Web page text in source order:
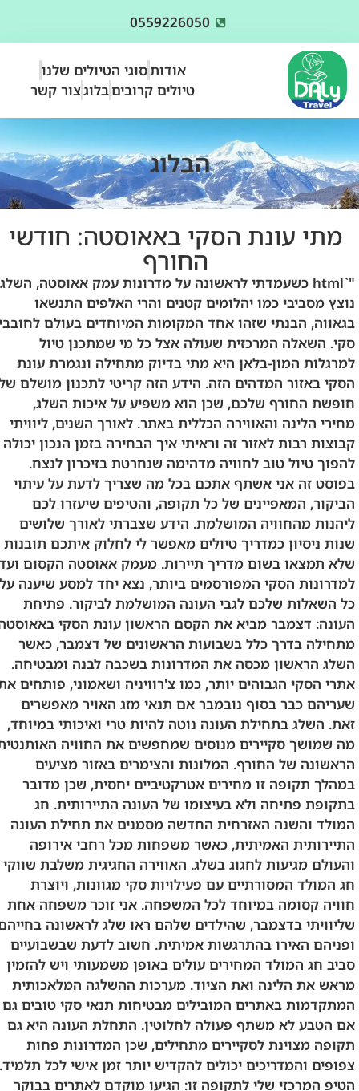
0559226050
אודותסוגי הטיולים שלנו
טיולים קרוביםבלוגצור קשר
הבלוג
מתי עונת הסקי באאוסטה: חודשי
החורף
"`html כשעמדתי לראשונה על מדרונות עמק אאוסטה, השלג
נוצץ מסביבי כמו יהלומים קטנים והרי האלפים התנשאו
בגאווה, הבנתי שזהו אחד המקומות המיוחדים בעולם לחובבי
סקי. השאלה המרכזית שעולה אצל כל מי שמתכנן טיול
למרגלות המון-בלאן היא מתי בדיוק מתחילה ונגמרת עונת
הסקי באזור המדהים הזה. הידע הזה קריטי לתכנון מושלם של
חופשת החורף שלכם, שכן הוא משפיע על איכות השלג,
מחירי הלינה והאווירה הכללית באתר. לאורך השנים, ליוויתי
קבוצות רבות לאזור זה וראיתי איך הבחירה בזמן הנכון יכולה
להפוך טיול טוב לחוויה מדהימה שנחרטת בזיכרון לנצח.
בפוסט זה אני אשתף אתכם בכל מה שצריך לדעת על עיתוי
הביקור, המאפיינים של כל תקופה, והטיפים שיעזרו לכם
ליהנות מהחוויה המושלמת. הידע שצברתי לאורך שלושים
שנות ניסיון כמדריך טיולים מאפשר לי לחלוק איתכם תובנות
שלא תמצאו בשום מדריך תיירות. מעמק אאוסטה הקסום ועד
למדרונות הסקי המפורסמים ביותר, נצא יחד למסע שיענה על
כל השאלות שלכם לגבי העונה המושלמת לביקור. פתיחת
העונה: דצמבר מביא את הקסם הראשון עונת הסקי באאוסטה
מתחילה בדרך כלל בשבועות הראשונים של דצמבר, כאשר
השלג הראשון מכסה את המדרונות בשכבה לבנה ומבטיחה.
אתרי הסקי הגבוהים יותר, כמו צ'רוויניה ושאמוני, פותחים את
שעריהם כבר בסוף נובמבר אם תנאי מזג האויר מאפשרים
זאת. השלג בתחילת העונה נוטה להיות טרי ואיכותי במיוחד,
מה שמושך סקיירים מנוסים שמחפשים את החוויה האותנטית
הראשונה של החורף. המלונות והצימרים באזור מציעים
במהלך תקופה זו מחירים אטרקטיביים יחסית, שכן מדובר
בתקופת פתיחה ולא בעיצומו של העונה התיירותית. חג
המולד והשנה האזרחית החדשה מסמנים את תחילת העונה
התיירותית האמיתית, כאשר משפחות מכל רחבי אירופה
והעולם מגיעות לחגוג בשלג. האווירה החגיגית משלבת שווקי
חג המולד המסורתיים עם פעילויות סקי מגוונות, ויוצרת
חוויה קסומה במיוחד לכל המשפחה. אני זוכר משפחה אחת
שליוויתי בדצמבר, שהילדים שלהם ראו שלג לראשונה בחייהם
ופניהם האירו בהתרגשות אמיתית. חשוב לדעת שבשבועיים
סביב חג המולד המחירים עולים באופן משמעותי ויש להזמין
מראש את הלינה ואת הציוד. מערכות ההשלגה המלאכותית
המתקדמות באתרים המובילים מבטיחות תנאי סקי טובים גם
אם הטבע לא משתף פעולה לחלוטין. התחלת העונה היא גם
תקופה מצוינת לסקיירים מתחילים, שכן המדרונות פחות
צפופים והמדריכים יכולים להקדיש יותר זמן אישי לכל תלמיד.
הטיפ המרכזי שלי לתקופה זו: הגיעו מוקדם לאתרים בבוקר